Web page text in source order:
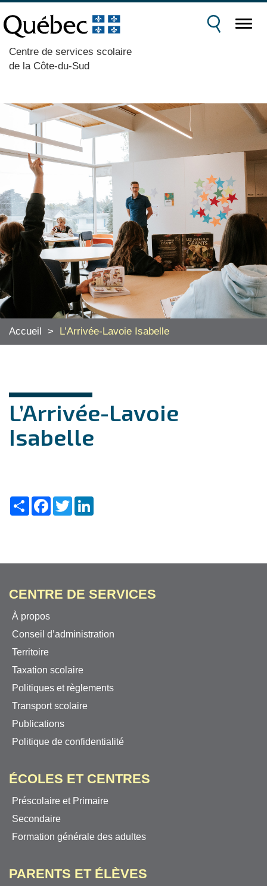
Centre de services scolaire
de la Côte-du-Sud
Accueil > L’Arrivée-Lavoie Isabelle
L’Arrivée-Lavoie
Isabelle
ShareFacebook
Twitter
CENTRE DE SERVICES
À propos
Conseil d’administration
Territoire
Taxation scolaire
Politiques et règlements
Transport scolaire
Publications
Politique de confidentialité
ÉCOLES ET CENTRES
Préscolaire et Primaire
Secondaire
Formation générale des adultes
PARENTS ET ÉLÈVES